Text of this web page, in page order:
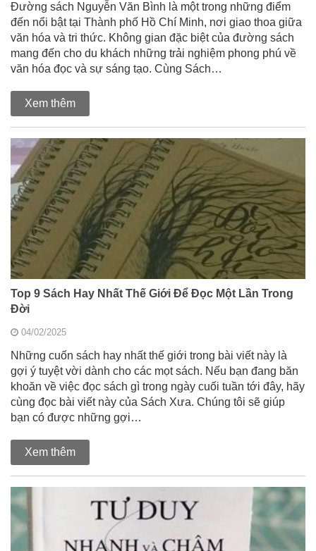
Đường sách Nguyễn Văn Bình là một trong những điểm
đến nổi bật tại Thành phố Hồ Chí Minh, nơi giao thoa giữa
văn hóa và tri thức. Không gian đặc biệt của đường sách
mang đến cho du khách những trải nghiệm phong phú về
văn hóa đọc và sự sáng tạo. Cùng Sách…
Xem thêm
Top 9 Sách Hay Nhất Thế Giới Để Đọc Một Lần Trong
Đời
04/02/2025
Những cuốn sách hay nhất thế giới trong bài viết này là
gợi ý tuyệt vời dành cho các mọt sách. Nếu bạn đang băn
khoăn về việc đọc sách gì trong ngày cuối tuần tới đây, hãy
cùng đọc bài viết này của Sách Xưa. Chúng tôi sẽ giúp
bạn có được những gợi…
Xem thêm